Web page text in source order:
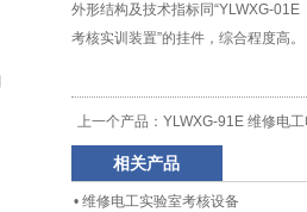
外形结构及技术指标同“YLWXG-
考核实训装置”的挂件，综合程度高。
上一个产品： YLWXG-91E 维修电
相关产品
• 维修电工实验室考核设备